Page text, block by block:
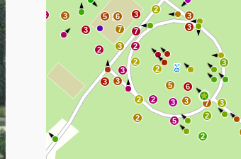
2
2
2
2
6
5
3
3 7
3
2
5
2
3
3
3
2
6
3
7
2
3
2
3
3
3
2
3 7
5
3 3